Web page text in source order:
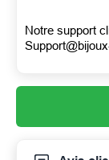
Notre support